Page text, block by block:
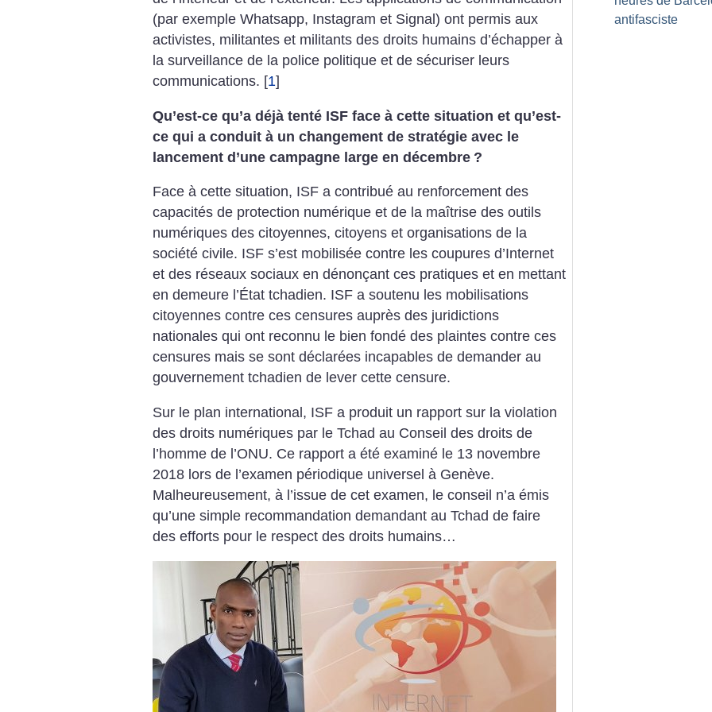
(par exemple Whatsapp, Instagram et Signal) ont permis aux
activistes, militantes et militants des droits humains d’échapper à
la surveillance de la police politique et de sécuriser leurs
communications. [1]
Qu’est-ce qu’a déjà tenté ISF face à cette situation et qu’est-
ce qui a conduit à un changement de stratégie avec le
lancement d’une campagne large en décembre ?
Face à cette situation, ISF a contribué au renforcement des
capacités de protection numérique et de la maîtrise des outils
numériques des citoyennes, citoyens et organisations de la
société civile. ISF s’est mobilisée contre les coupures d’Internet
et des réseaux sociaux en dénonçant ces pratiques et en mettant
en demeure l’État tchadien. ISF a soutenu les mobilisations
citoyennes contre ces censures auprès des juridictions
nationales qui ont reconnu le bien fondé des plaintes contre ces
censures mais se sont déclarées incapables de demander au
gouvernement tchadien de lever cette censure.
Sur le plan international, ISF a produit un rapport sur la violation
des droits numériques par le Tchad au Conseil des droits de
l’homme de l’ONU. Ce rapport a été examiné le 13 novembre
2018 lors de l’examen périodique universel à Genève.
Malheureusement, à l’issue de cet examen, le conseil n’a émis
qu’une simple recommandation demandant au Tchad de faire
des efforts pour le respect des droits humains…
antifasciste